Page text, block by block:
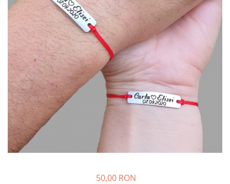
Coliere
Brelocuri Personalizate
Semn de carte
Card metalic
Cadouri Copii
Cadouri pentru Craciun
Cadouri 1-8 Martie
Cadouri Paste
Halloween
50,00 RON